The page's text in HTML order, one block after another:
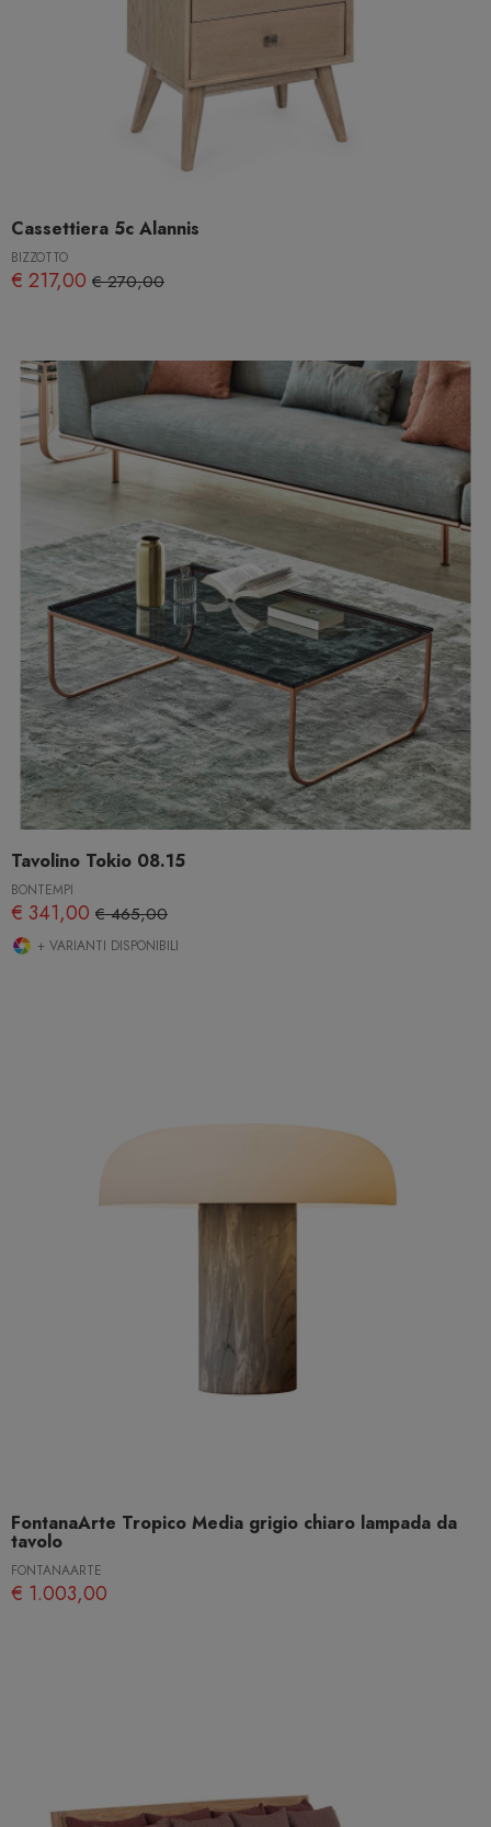
Cassettiera 5c Alannis
BIZZOTTO
€ 217,00 € 270,00
Tavolino Tokio 08.15
BONTEMPI
€ 341,00 € 465,00
+ VARIANTI DISPONIBILI
FontanaArte Tropico Media grigio chiaro lampada da
tavolo
FONTANAARTE
€ 1.003,00